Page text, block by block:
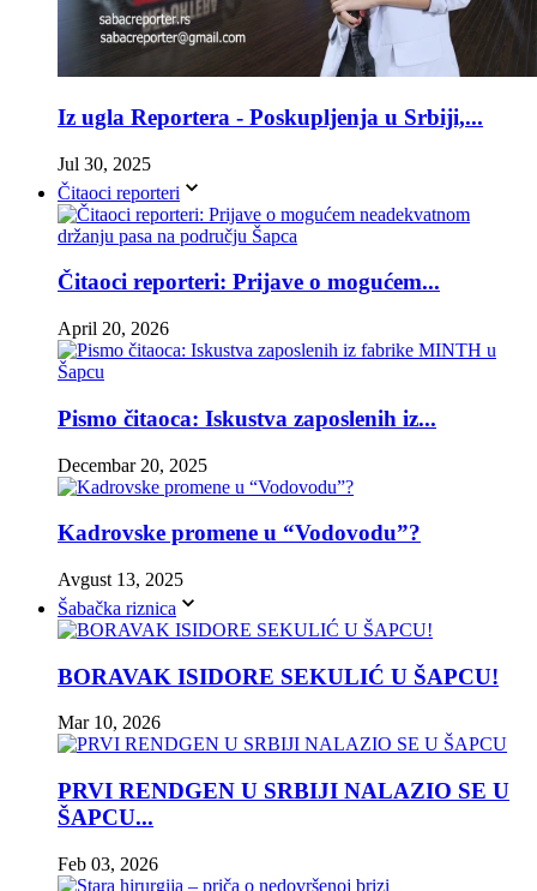
Iz ugla Reportera - Poskupljenja u Srbiji,...
Jul 30, 2025
Čitaoci reporteri
Čitaoci reporteri: Prijave o mogućem...
April 20, 2026
Pismo čitaoca: Iskustva zaposlenih iz...
Decembar 20, 2025
Kadrovske promene u “Vodovodu”?
Avgust 13, 2025
Šabačka riznica
BORAVAK ISIDORE SEKULIĆ U ŠAPCU!
Mar 10, 2026
PRVI RENDGEN U SRBIJI NALAZIO SE U
ŠAPCU...
Feb 03, 2026